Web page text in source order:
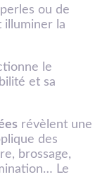
ou de
illuminer la
le
et sa
révèlent une
des
brossage,
Le